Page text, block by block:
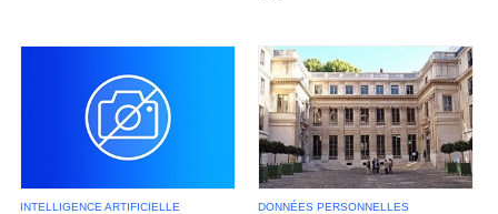
INTELLIGENCE ARTIFICIELLE DONNÉES PERSONNELLES